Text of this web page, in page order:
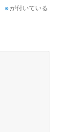
※ が付いている